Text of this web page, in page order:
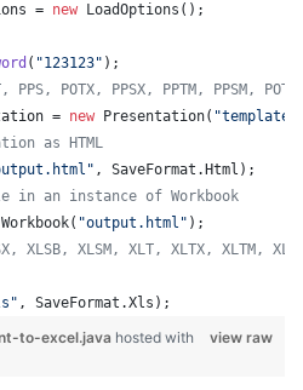
= new LoadOptions ();
( "123123" );
PPS, POTX, PPSX, PPTM, PPSM,
= new Presentation(
as HTML
, SaveFormat . Html );
in an instance of Workbook
Workbook( "output.html" );
XLSB, XLSM, XLT, XLTX, XLTM,
, SaveFormat .Xls );
view raw
to-excel.java hosted with